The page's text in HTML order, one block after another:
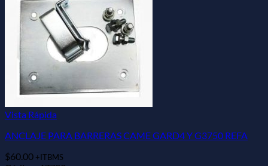
Vista Rápida
ANCLAJE PARA BARRERAS CAME GARD4 Y G3750 REFA
$60.00 +ITBMS